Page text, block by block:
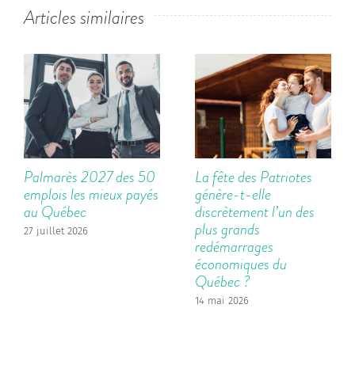
Articles similaires
Palmarès 2027 des 50
emplois les mieux payés
au Québec
27 juillet 2026
La fête des Patriotes
génère-t-elle
discrètement l’un des
plus grands
redémarrages
économiques du
Québec ?
14 mai 2026